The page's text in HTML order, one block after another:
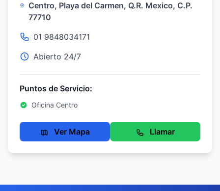
Centro, Playa del Carmen, Q.R. Mexico, C.P.
77710
01 9848034171
Abierto 24/7
Puntos de Servicio:
Oficina Centro
Ver Mapa Llamar